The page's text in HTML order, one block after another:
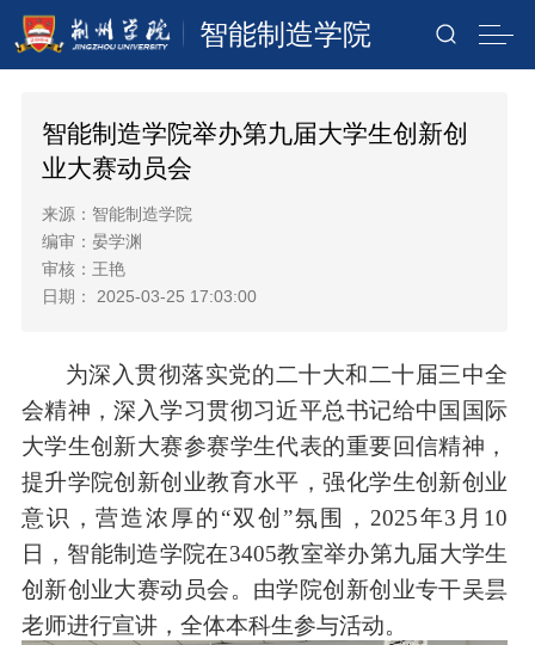
智能制造学院
智能制造学院举办第九届大学生创新创
业大赛动员会
来源：智能制造学院
编审：晏学渊
审核：王艳
日期： 2025-03-25 17:03:00
为深入贯彻落实党的二十大和二十届三中全
会精神，深入学习贯彻习近平总书记给中国国际
大学生创新大赛参赛学生代表的重要回信精神，
提升学院创新创业教育水平，强化学生创新创业
意识，营造浓厚的“双创”氛围， 2025年3月10
日， 智能制造学院在3405教室举办第九届大学生
创新创业大赛动员会。由学院创新创业专干吴昙
老师进行宣讲，全体本科生参与活动。